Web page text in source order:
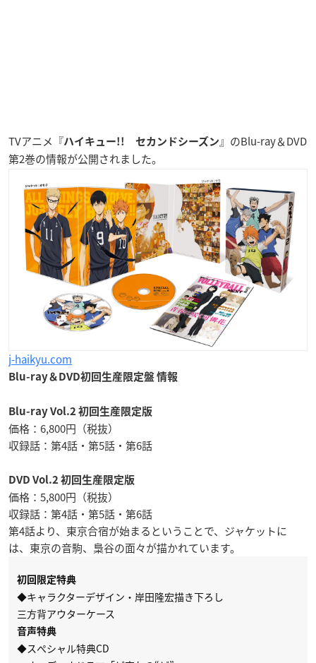
TVアニメ『ハイキュー!! セカンドシーズン』のBlu-ray＆DVD
第2巻の情報が公開されました。
j-haikyu.com
Blu-ray＆DVD初回生産限定盤 情報
Blu-ray Vol.2 初回生産限定版
価格：6,800円（税抜）
収録話：第4話・第5話・第6話
DVD Vol.2 初回生産限定版
価格：5,800円（税抜）
収録話：第4話・第5話・第6話
第4話より、東京合宿が始まるということで、ジャケットに
は、東京の音駒、梟谷の面々が描かれています。
初回限定特典
◆キャラクターデザイン・岸田隆宏描き下ろし
三方背アウターケース
音声特典
◆スぺシャル特典CD